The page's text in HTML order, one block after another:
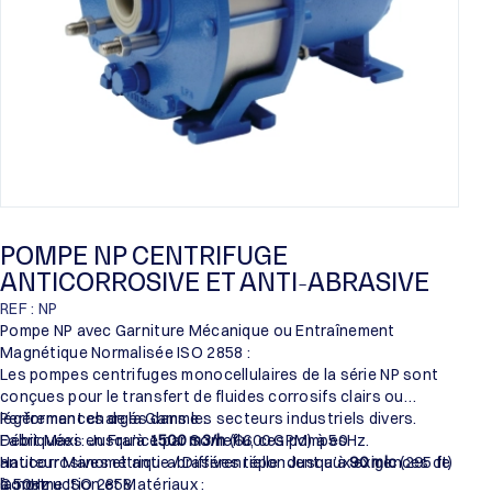
POMPE NP CENTRIFUGE
ANTICORROSIVE ET ANTI-ABRASIVE
REF : NP
Pompe NP avec Garniture Mécanique ou Entraînement
Magnétique Normalisée ISO 2858 :
Les pompes centrifuges monocellulaires de la série NP sont
conçues pour le transfert de fluides corrosifs clairs ou
légèrement chargés dans les secteurs industriels divers.
Fabriquées en France par Someflu, ces pompes
anticorrosives et anti-abrasives répondent aux exigences de
la norme ISO 2858.
Performances de la Gamme :
Débit Maxi : Jusqu’à1500 m3/h(6600 GPM) à 50Hz.
Hauteur Manométrique / Différentielle : Jusqu’à90 mlc(295 ft)
à 50Hz.
Construction et Matériaux :